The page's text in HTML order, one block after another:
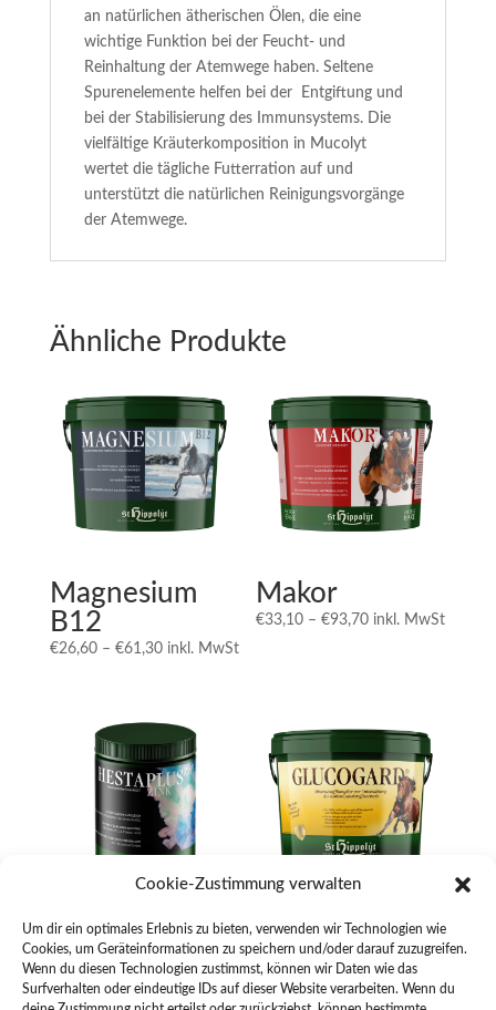
Cookie-Zustimmung verwalten
Um dir ein optimales Erlebnis zu bieten, verwenden wir Technologien wie
Cookies, um Geräteinformationen zu speichern und/oder darauf zuzugreifen.
Wenn du diesen Technologien zustimmst, können wir Daten wie das
Surfverhalten oder eindeutige IDs auf dieser Website verarbeiten. Wenn du
an natürlichen ätherischen Ölen, die eine
wichtige Funktion bei der Feucht- und
Reinhaltung der Atemwege haben. Seltene
Spurenelemente helfen bei der Entgiftung und
bei der Stabilisierung des Immunsystems. Die
vielfältige Kräuterkomposition in Mucolyt
wertet die tägliche Futterration auf und
unterstützt die natürlichen Reinigungsvorgänge
der Atemwege.
Ähnliche Produkte
Magnesium
B12
€26,60 – €61,30Preisspanne:
€61,30
inkl. MwSt
Makor
€33,10 –€93,70Preisspanne:
inkl. MwSt
Hesta plus
Zink
€35,40 inkl. MwSt
Glucogard
€54,50 –€177,00Preisspanne:
€54,50
bis
inkl.
MwSt